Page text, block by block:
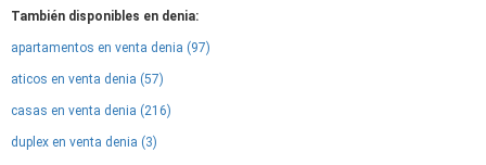
También disponibles en denia:
apartamentos en venta denia (97)
aticos en venta denia (57)
casas en venta denia (216)
duplex en venta denia (3)